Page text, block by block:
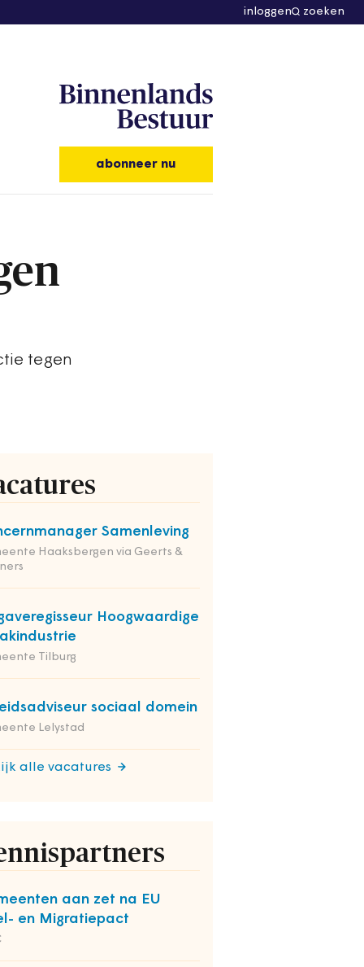
inloggen zoeken
abonneer nu
tegen
Samenleving
Haaksbergen via Geerts &
Hoogwaardige
Tilburg
sociaal domein
Lelystad
alle vacatures
aan zet na EU
en Migratiepact